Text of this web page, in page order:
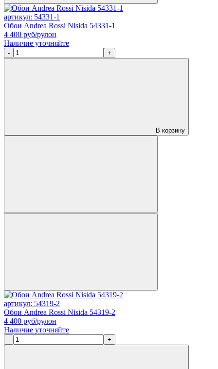
артикул: 54331-1
Обои Andrea Rossi Nisida 54331-1
4 400 руб/рулон
Наличие уточняйте
- +
В корзину
артикул: 54319-2
Обои Andrea Rossi Nisida 54319-2
4 400 руб/рулон
Наличие уточняйте
- +